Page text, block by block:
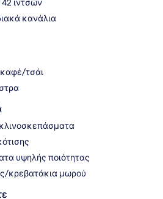
ιντσών
κανάλια
τσάι
υψηλής ποιότητας
κρεβατάκια μωρού